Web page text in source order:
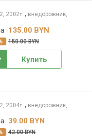
2, 2002г. , внедорожник,
135.00 BYN
150.00 BYN
Купить
2, 2004г. , внедорожник,
39.00 BYN
42.00 BYN